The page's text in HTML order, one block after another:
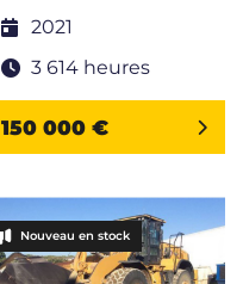
2021
3 614 heures
150 000 €
Nouveau en stock